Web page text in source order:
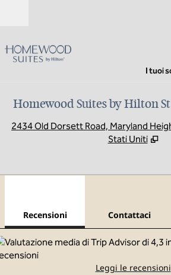
I tuoi
Homewood Suites by Hilton
2434 Old Dorsett Road, Maryland
Stati Uniti
Recensioni Contattaci
Leggi le recensioni